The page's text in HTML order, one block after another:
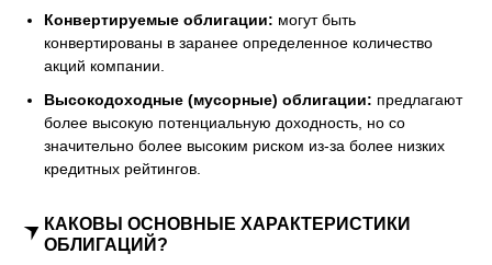
Конвертируемые облигации: могут быть
конвертированы в заранее определенное количество
акций компании.
Высокодоходные (мусорные) облигации: предлагают
более высокую потенциальную доходность, но со
значительно более высоким риском из-за более низких
кредитных рейтингов.
КАКОВЫ ОСНОВНЫЕ ХАРАКТЕРИСТИКИ
ОБЛИГАЦИЙ?